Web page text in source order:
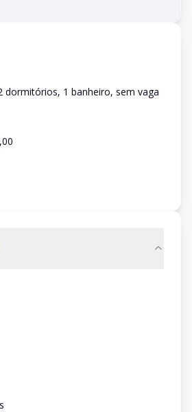
dormitórios, 1 banheiro, sem vaga